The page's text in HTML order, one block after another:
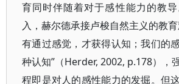
育同时伴随着对于感性能力的教
入，赫尔德承接卢梭自然主义的教
有通过感觉，才获得认知；我们的
种认知”（Herder, 2002, p.178），
程即是对人的感性能力的发掘。但